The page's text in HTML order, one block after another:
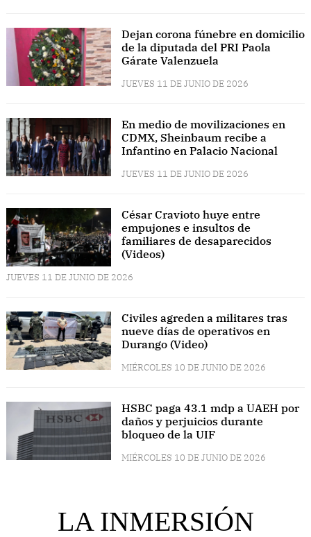
Dejan corona fúnebre en domicilio
de la diputada del PRI Paola
Gárate Valenzuela
JUEVES 11 DE JUNIO DE 2026
En medio de movilizaciones en
CDMX, Sheinbaum recibe a
Infantino en Palacio Nacional
JUEVES 11 DE JUNIO DE 2026
César Cravioto huye entre
empujones e insultos de
familiares de desaparecidos
(Videos)
JUEVES 11 DE JUNIO DE 2026
Civiles agreden a militares tras
nueve días de operativos en
Durango (Video)
MIÉRCOLES 10 DE JUNIO DE 2026
HSBC paga 43.1 mdp a UAEH por
daños y perjuicios durante
bloqueo de la UIF
MIÉRCOLES 10 DE JUNIO DE 2026
LA INMERSIÓN